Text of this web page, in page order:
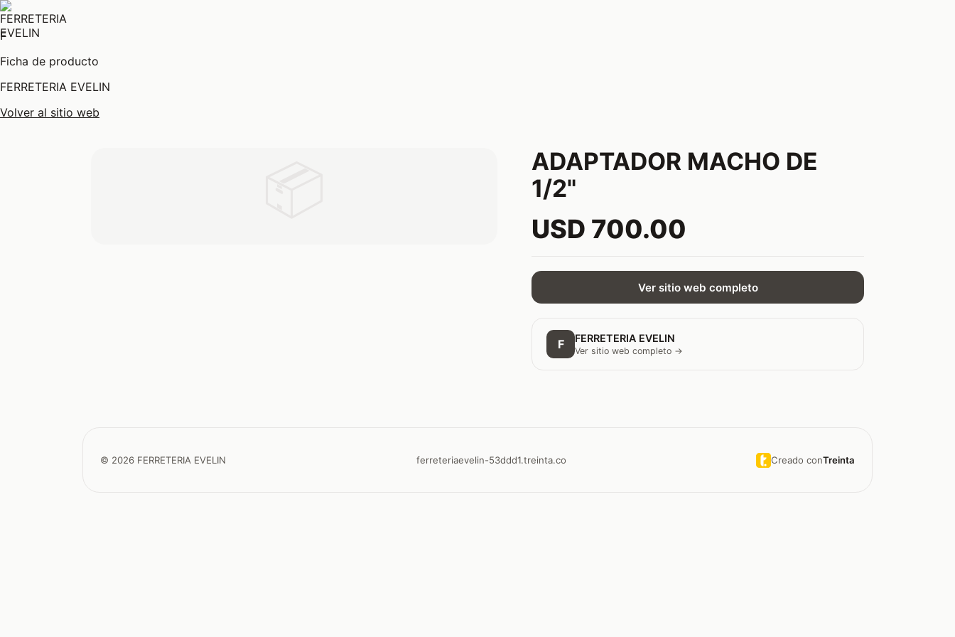
F
Ficha de producto
FERRETERIA EVELIN
Volver al sitio web
ADAPTADOR MACHO DE
1/2"
USD 700.00
Ver sitio web completo
F FERRETERIA EVELIN
Ver sitio web completo →
© 2026 FERRETERIA EVELIN ferreteriaevelin-53ddd1.treinta.co Creado conTreinta